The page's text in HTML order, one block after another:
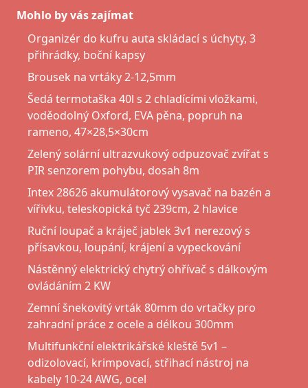
Mohlo by vás zajímat
Organizér do kufru auta skládací s úchyty, 3
přihrádky, boční kapsy
Brousek na vrtáky 2-12,5mm
Šedá termotaška 40l s 2 chladícími vložkami,
voděodolný Oxford, EVA pěna, popruh na
rameno, 47×28,5×30cm
Zelený solární ultrazvukový odpuzovač zvířat s
PIR senzorem pohybu, dosah 8m
Intex 28626 akumulátorový vysavač na bazén a
vířivku, teleskopická tyč 239cm, 2 hlavice
Ruční loupač a kráječ jablek 3v1 nerezový s
přísavkou, loupání, krájení a vypeckování
Nástěnný elektrický chytrý ohřívač s dálkovým
ovládáním 2 KW
Zemní šnekovitý vrták 80mm do vrtačky pro
zahradní práce z ocele a délkou 300mm
Multifunkční elektrikářské kleště 5v1 –
odizolovací, krimpovací, střihací nástroj na
kabely 10-24 AWG, ocel